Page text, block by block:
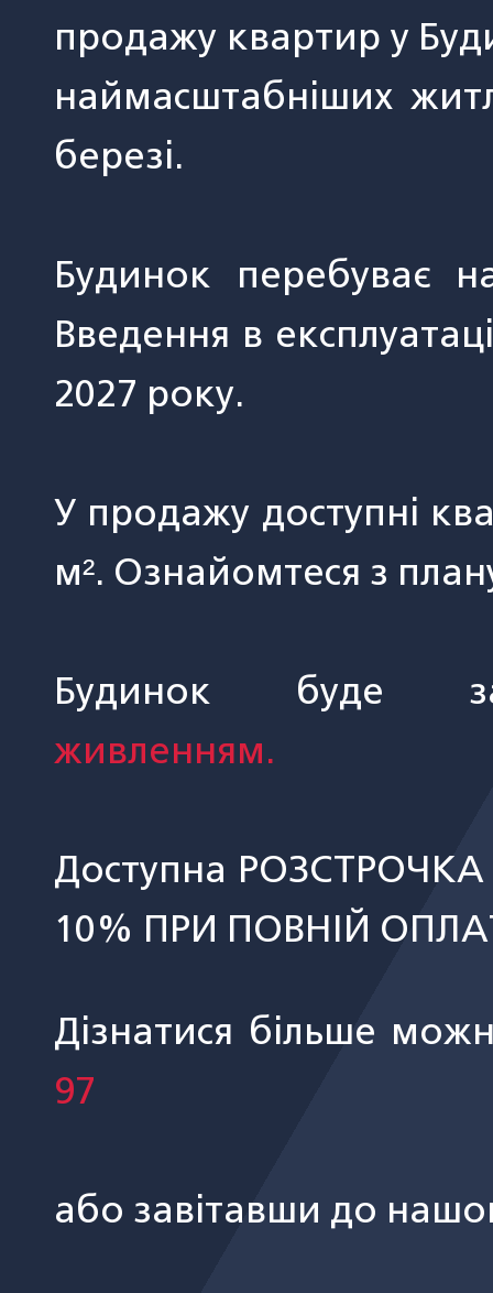
продажу квартир у
наймасштабніших
березі.
Будинок перебуває на
Введення в
2027 року.
У продажу доступні
м². Ознайомтеся з
Будинок буде
живленням.
Доступна
10% ПРИ ПОВНІЙ
Дізнатися більше
97
або завітавши до